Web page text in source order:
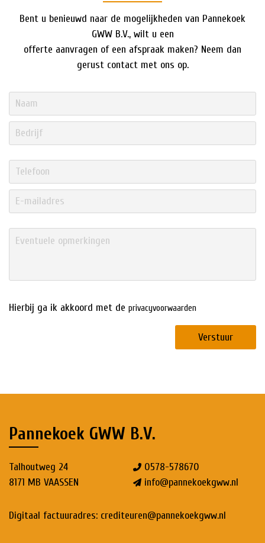
Bent u benieuwd naar de mogelijkheden van Pannekoek
GWW B.V., wilt u een
offerte aanvragen of een afspraak maken? Neem dan
gerust contact met ons op.
Hierbij ga ik akkoord met de privacyvoorwaarden
Verstuur
Pannekoek GWW B.V.
Talhoutweg 24
8171 MB VAASSEN
0578-578670
info@pannekoekgww.nl
Digitaal factuuradres: crediteuren@pannekoekgww.nl